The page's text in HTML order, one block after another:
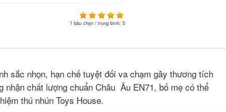
1 bầu chọn / trung bình: 5
sắc nhọn, hạn chế tuyệt đối va chạm gây thương tích
chất lượng chuẩn Châu Âu EN71, bố mẹ có thể
thú nhún Toys House.